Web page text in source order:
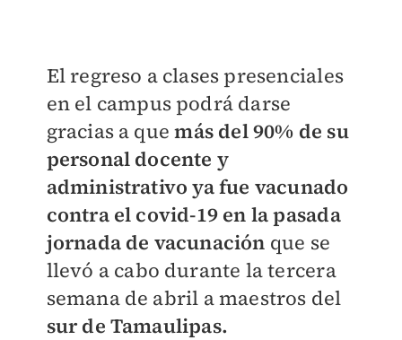
El regreso a clases presenciales
en el campus podrá darse
gracias a quemás del 90% de su
personal docente y
administrativo ya fue vacunado
contra el covid-19 en la pasada
jornada de vacunación que se
llevó a cabo durante la tercera
semana de abril a maestros del
sur de Tamaulipas.